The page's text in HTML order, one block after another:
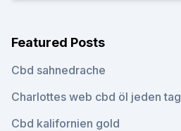
Featured Posts
Cbd sahnedrache
Charlottes web cbd öl jeden tag
Cbd kalifornien gold